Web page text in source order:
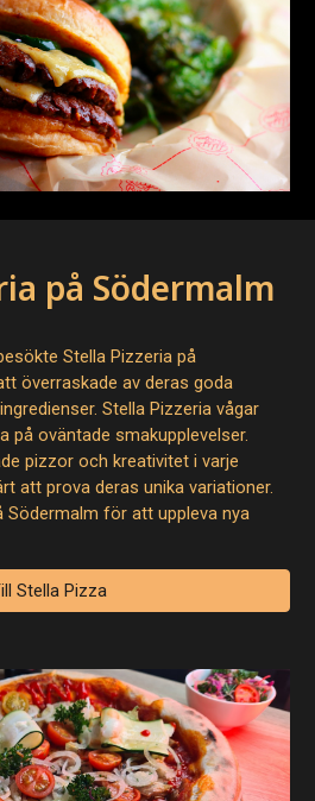
på Södermalm
Stella Pizzeria på
överraskade av deras goda
Stella Pizzeria vågar
på oväntade smakupplevelser.
pizzor och kreativitet i varje
att prova deras unika variationer.
Södermalm för att uppleva nya
Stella Pizza